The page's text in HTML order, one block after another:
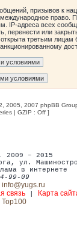
призывов к
адреса всех
или
третьим
2005, 2007 phpBB
| GZIP : Off ]
, 2009 – 2015
, ул.
в интернете
99-09
info@yugs.ru
связь| Карта